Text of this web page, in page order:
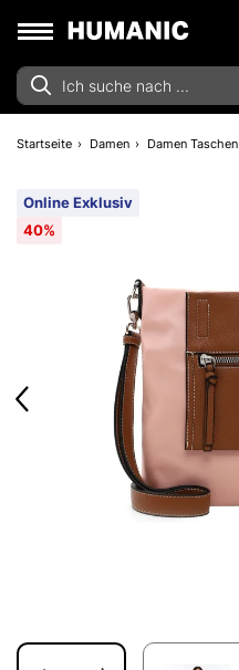
Startseite Damen Damen Taschen
Online Exklusiv
40%